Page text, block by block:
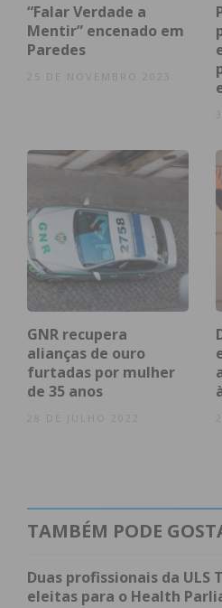
“Falar Verdade a
Mentir” encenado em
Paredes
GNR recupera
alianças de ouro
furtadas por mulher
de 35 anos
TAMBÉM PODE
Duas profissionais da ULS
eleitas para o Health